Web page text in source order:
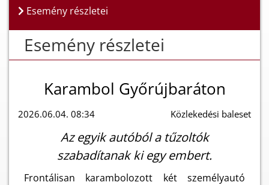
Esemény részletei
Esemény részletei
Karambol Győrújbaráton
2026.06.04. 08:34 Közlekedési baleset
Az egyik autóból a tűzoltók
szabadítanak ki egy embert.
Frontálisan karambolozott két személyautó